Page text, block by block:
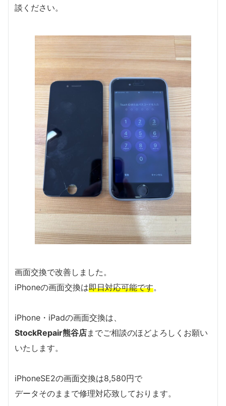
談ください。
画面交換で改善しました。
iPhoneの画面交換は即日対応可能です。
iPhone・iPadの画面交換は、
StockRepair熊谷店までご相談のほどよろしくお願い
いたします。
iPhoneSE2の画面交換は8,580円で
データそのままで修理対応致しております。